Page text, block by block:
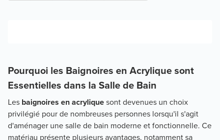
Pourquoi les Baignoires en Acrylique sont
Essentielles dans la Salle de Bain
Les baignoires en acryliquesont devenues un choix
privilégié pour de nombreuses personnes lorsqu'il s'agit
d'aménager une salle de bain moderne et fonctionnelle. Ce
matériau présente plusieurs avantages, notamment sa